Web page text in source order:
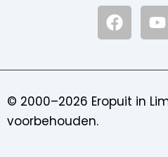
F
a
c
o
Y
o
u
b
© 2000–2026 Eropuit in
voorbehouden.